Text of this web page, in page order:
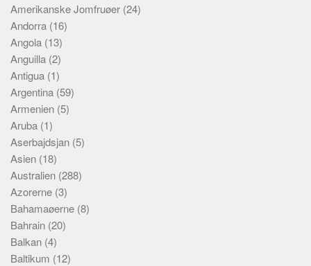
Amerikanske Jomfruøer (24)
Andorra (16)
Angola (13)
Anguilla (2)
Antigua (1)
Argentina (59)
Armenien (5)
Aruba (1)
Aserbajdsjan (5)
Asien (18)
Australien (288)
Azorerne (3)
Bahamaøerne (8)
Bahrain (20)
Balkan (4)
Baltikum (12)